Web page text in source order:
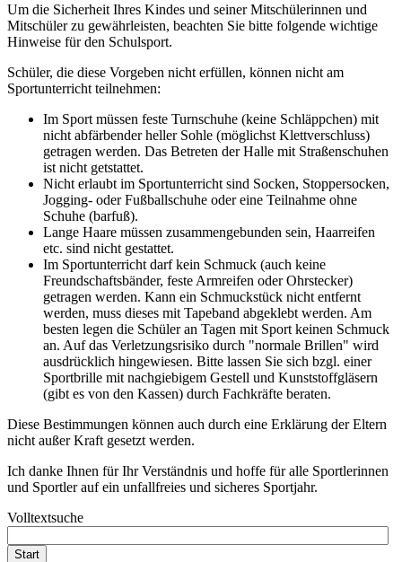
Um die Sicherheit Ihres Kindes und seiner Mitschülerinnen und
Mitschüler zu gewährleisten, beachten Sie bitte folgende wichtige
Hinweise für den Schulsport.
Schüler, die diese Vorgeben nicht erfüllen, können nicht am
Sportunterricht teilnehmen:
Im Sport müssen feste Turnschuhe (keine Schläppchen) mit
nicht abfärbender heller Sohle (möglichst Klettverschluss)
getragen werden. Das Betreten der Halle mit Straßenschuhen
ist nicht getstattet.
Nicht erlaubt im Sportunterricht sind Socken, Stoppersocken,
Jogging- oder Fußballschuhe oder eine Teilnahme ohne
Schuhe (barfuß).
Lange Haare müssen zusammengebunden sein, Haarreifen
etc. sind nicht gestattet.
Im Sportunterricht darf kein Schmuck (auch keine
Freundschaftsbänder, feste Armreifen oder Ohrstecker)
getragen werden. Kann ein Schmuckstück nicht entfernt
werden, muss dieses mit Tapeband abgeklebt werden. Am
besten legen die Schüler an Tagen mit Sport keinen Schmuck
an. Auf das Verletzungsrisiko durch "normale Brillen" wird
ausdrücklich hingewiesen. Bitte lassen Sie sich bzgl. einer
Sportbrille mit nachgiebigem Gestell und Kunststoffgläsern
(gibt es von den Kassen) durch Fachkräfte beraten.
Diese Bestimmungen können auch durch eine Erklärung der Eltern
nicht außer Kraft gesetzt werden.
Ich danke Ihnen für Ihr Verständnis und hoffe für alle Sportlerinnen
und Sportler auf ein unfallfreies und sicheres Sportjahr.
Volltextsuche
Start